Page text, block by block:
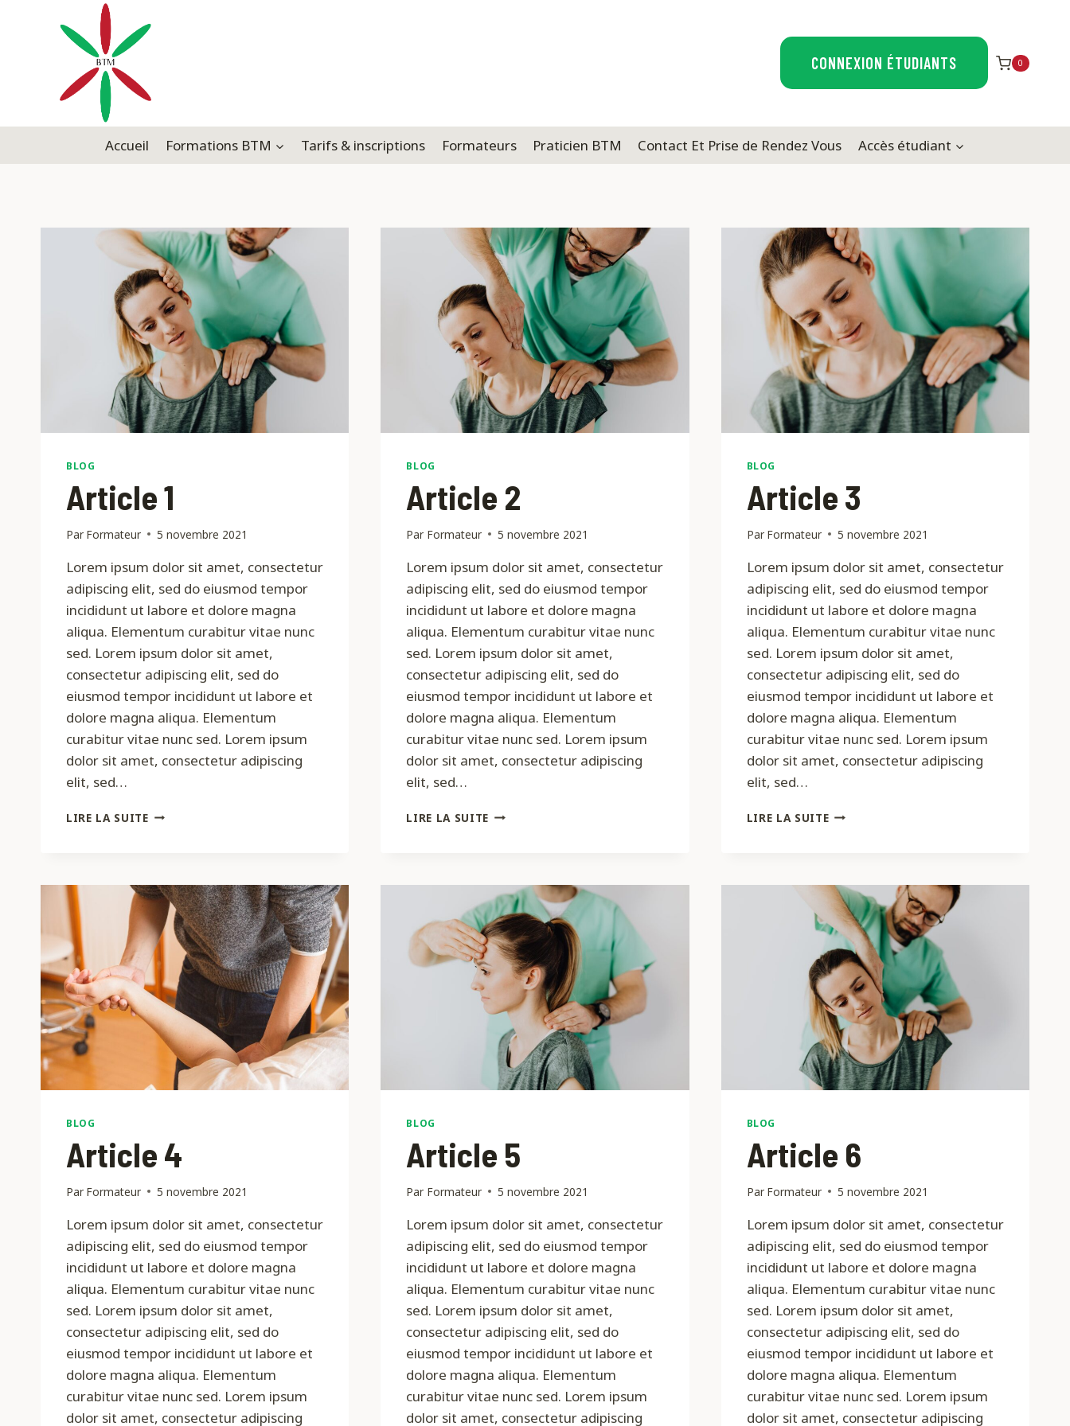
CONNEXION ÉTUDIANTS 0
Accueil Formations BTM Tarifs & inscriptions Formateurs Praticien BTM Contact Et Prise de Rendez Vous Accès étudiant
BLOG
Article 1
Par Formateur 5 novembre 2021
Lorem ipsum dolor sit amet, consectetur
adipiscing elit, sed do eiusmod tempor
incididunt ut labore et dolore magna
aliqua. Elementum curabitur vitae nunc
sed. Lorem ipsum dolor sit amet,
consectetur adipiscing elit, sed do
eiusmod tempor incididunt ut labore et
dolore magna aliqua. Elementum
curabitur vitae nunc sed. Lorem ipsum
dolor sit amet, consectetur adipiscing
elit, sed…
LIRE LA SUITEARTICLE
BLOG
Article 2
Par Formateur 5 novembre 2021
Lorem ipsum dolor sit amet, consectetur
adipiscing elit, sed do eiusmod tempor
incididunt ut labore et dolore magna
aliqua. Elementum curabitur vitae nunc
sed. Lorem ipsum dolor sit amet,
consectetur adipiscing elit, sed do
eiusmod tempor incididunt ut labore et
dolore magna aliqua. Elementum
curabitur vitae nunc sed. Lorem ipsum
dolor sit amet, consectetur adipiscing
elit, sed…
LIRE LA SUITE ARTICLE
BLOG
Article 3
Par Formateur 5 novembre 2021
Lorem ipsum dolor sit amet, consectetur
adipiscing elit, sed do eiusmod tempor
incididunt ut labore et dolore magna
aliqua. Elementum curabitur vitae nunc
sed. Lorem ipsum dolor sit amet,
consectetur adipiscing elit, sed do
eiusmod tempor incididunt ut labore et
dolore magna aliqua. Elementum
curabitur vitae nunc sed. Lorem ipsum
dolor sit amet, consectetur adipiscing
elit, sed…
LIRE LA SUITEARTICLE
BLOG
Article 4
Par Formateur 5 novembre 2021
Lorem ipsum dolor sit amet, consectetur
adipiscing elit, sed do eiusmod tempor
incididunt ut labore et dolore magna
aliqua. Elementum curabitur vitae nunc
sed. Lorem ipsum dolor sit amet,
consectetur adipiscing elit, sed do
eiusmod tempor incididunt ut labore et
dolore magna aliqua. Elementum
curabitur vitae nunc sed. Lorem ipsum
dolor sit amet, consectetur adipiscing
BLOG
Article 5
Par Formateur 5 novembre 2021
Lorem ipsum dolor sit amet, consectetur
adipiscing elit, sed do eiusmod tempor
incididunt ut labore et dolore magna
aliqua. Elementum curabitur vitae nunc
sed. Lorem ipsum dolor sit amet,
consectetur adipiscing elit, sed do
eiusmod tempor incididunt ut labore et
dolore magna aliqua. Elementum
curabitur vitae nunc sed. Lorem ipsum
dolor sit amet, consectetur adipiscing
BLOG
Article 6
Par Formateur 5 novembre 2021
Lorem ipsum dolor sit amet, consectetur
adipiscing elit, sed do eiusmod tempor
incididunt ut labore et dolore magna
aliqua. Elementum curabitur vitae nunc
sed. Lorem ipsum dolor sit amet,
consectetur adipiscing elit, sed do
eiusmod tempor incididunt ut labore et
dolore magna aliqua. Elementum
curabitur vitae nunc sed. Lorem ipsum
dolor sit amet, consectetur adipiscing